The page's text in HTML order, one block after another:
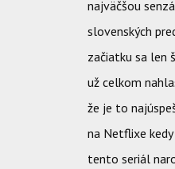
najväčšou
slovenských
začiatku sa len
už celkom
že je to
na Netflixe
tento seriál